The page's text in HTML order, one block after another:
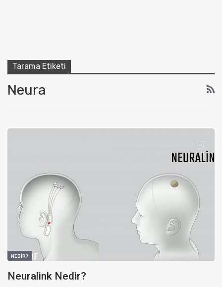
Tarama Etiketi
Neura
NEDIR?
Neuralink Nedir?